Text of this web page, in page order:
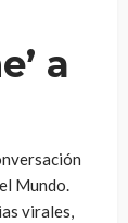
a
Mundo.
virales,